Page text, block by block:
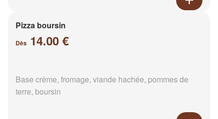
Pizza boursin
Dès 14.00 €
Base crème, fromage, viande hachée, pommes de
terre, boursin